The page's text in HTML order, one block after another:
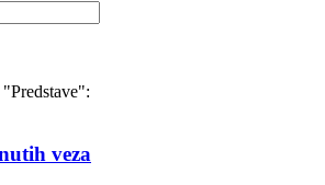
"Predstave":
veza